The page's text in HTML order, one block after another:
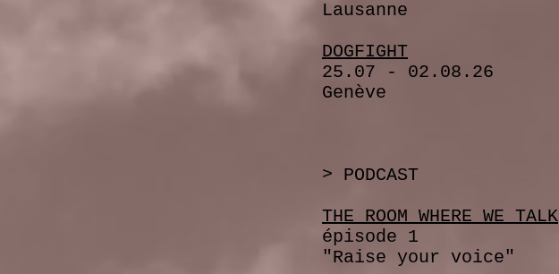
Lausanne
DOGFIGHT
25.07 - 02.08.26
Genève
> PODCAST
THE ROOM WHERE WE TALK
épisode 1
"Raise your voice"